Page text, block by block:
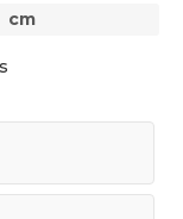
cm